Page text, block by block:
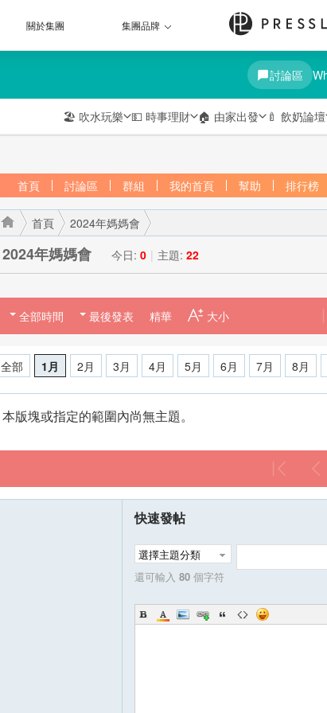
關於集團 集團品牌
討論區
🏖️ 吹水玩樂 💵 時事理財 🏠 由家出發 🍼 飲奶論壇
首頁 討論區 群組 我的首頁 幫助 排行榜
›
首頁
›
2024年媽媽會
2024年媽媽會 今日: 0 | 主題: 22
全部時間 最後發表 精華
全部 1月 2月 3月 4月 5月 6月 7月 8月
本版塊或指定的範圍內尚無主題。
快速發帖
選擇主題分類
還可輸入 80 個字符